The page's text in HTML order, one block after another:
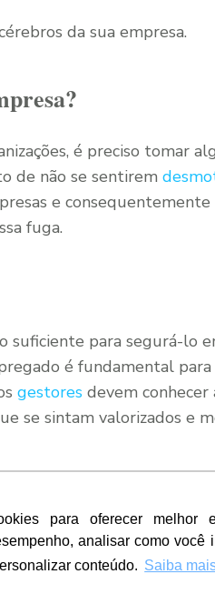
para oferecer melhor
analisar como você
conteúdo. Saiba
da sua empresa.
é preciso tomar
de não se sentirem
e consequentemente
fuga.
suficiente para segurá-lo
é fundamental para
gestores devem conhecer
se sintam valorizados e
para um bom
não é diferente, já que a